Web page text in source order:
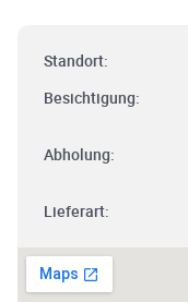
Standort:
Besichtigung:
Abholung:
Lieferart: